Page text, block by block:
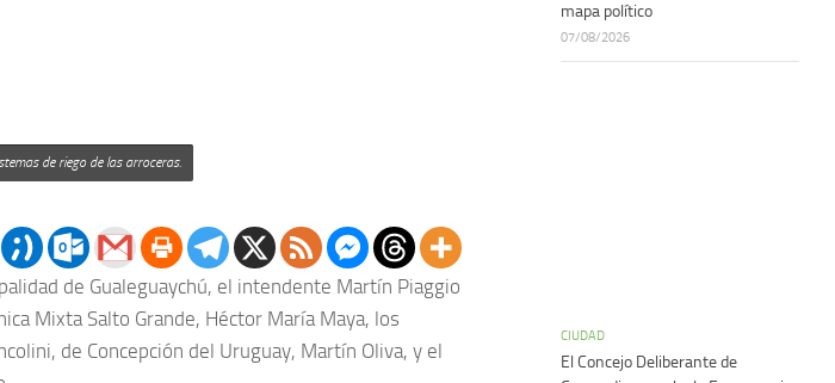
de riego de las arroceras.
de Gualeguaychú, el intendente Martín Piaggio
Mixta Salto Grande, Héctor María Maya, los
de Concepción del Uruguay, Martín Oliva, y el
mapa político
07/08/2026
CIUDAD
El Concejo Deliberante de